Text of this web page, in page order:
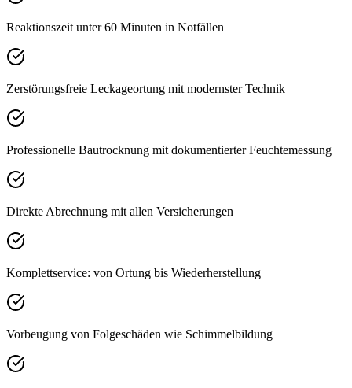
Reaktionszeit unter 60 Minuten in Notfällen
Zerstörungsfreie Leckageortung mit modernster Technik
Professionelle Bautrocknung mit dokumentierter Feuchtemessung
Direkte Abrechnung mit allen Versicherungen
Komplettservice: von Ortung bis Wiederherstellung
Vorbeugung von Folgeschäden wie Schimmelbildung